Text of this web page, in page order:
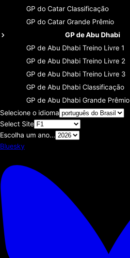
GP do Catar Classificaçāo
GP do Catar Grande Prêmio
GP de Abu Dhabi
GP de Abu Dhabi Treino Livre 1
GP de Abu Dhabi Treino Livre 2
GP de Abu Dhabi Treino Livre 3
GP de Abu Dhabi Classificaçāo
GP de Abu Dhabi Grande Prêmio
Selecione o idioma
Select Site
Escolha um ano...
Bluesky